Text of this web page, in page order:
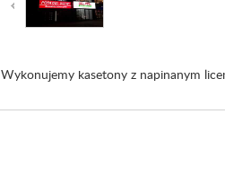
Wykonujemy kasetony z napinanym